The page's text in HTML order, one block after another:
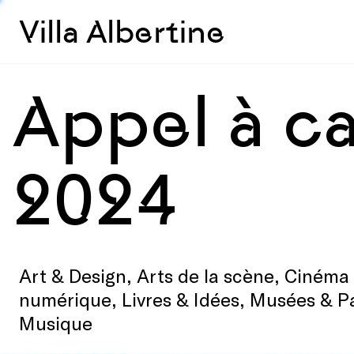
Villa Albertine
Appel à
2024
Art & Design, Arts de la scène,
numérique, Livres & Idées, Musées &
Musique